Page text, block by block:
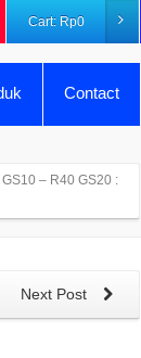
Cart: Rp0
Contact
– R40 GS20 :
Next Post